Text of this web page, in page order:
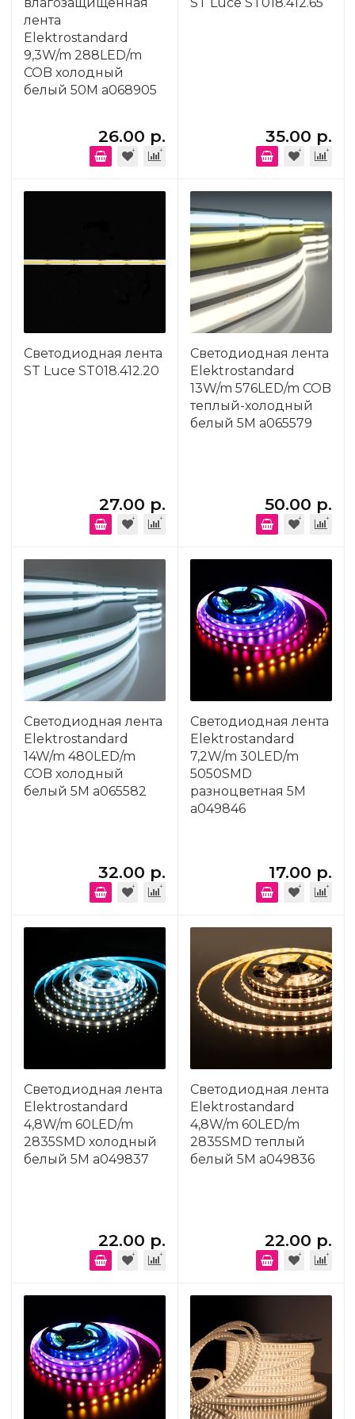
лента
Elektrostandard
9,3W/m 288LED/m
COB холодный
белый 50M a068905
26.00 р. 35.00 р.
Светодиодная лента
ST Luce ST018.412.20
27.00 р.
Светодиодная лента
Elektrostandard
13W/m 576LED/m COB
теплый-холодный
белый 5M a065579
50.00 р.
Светодиодная лента
Elektrostandard
14W/m 480LED/m
COB холодный
белый 5M a065582
32.00 р.
Светодиодная лента
Elektrostandard
7,2W/m 30LED/m
5050SMD
разноцветная 5M
a049846
17.00 р.
Светодиодная лента
Elektrostandard
4,8W/m 60LED/m
2835SMD холодный
белый 5M a049837
22.00 р.
Светодиодная лента
Elektrostandard
4,8W/m 60LED/m
2835SMD теплый
белый 5M a049836
22.00 р.